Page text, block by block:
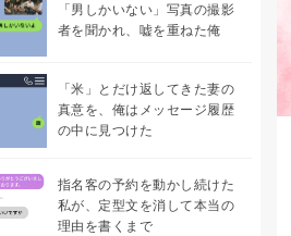
「男しかいない」写真の撮影
者を聞かれ、嘘を重ねた俺
「米」とだけ返してきた妻の
真意を、俺はメッセージ履歴
の中に見つけた
指名客の予約を動かし続けた
私が、定型文を消して本当の
理由を書くまで